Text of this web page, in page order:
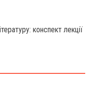
конспект лекції